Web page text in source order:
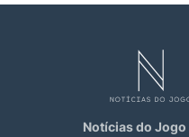
Notícias do Jogo